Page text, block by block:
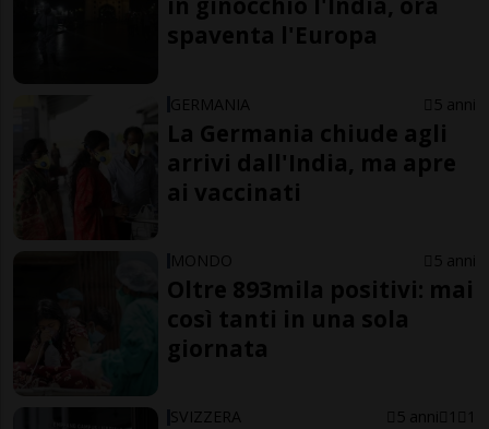
spaventa l'Europa
GERMANIA 5 anni
La Germania chiude agli
arrivi dall'India, ma apre
ai vaccinati
MONDO 5 anni
Oltre 893mila positivi: mai
così tanti in una sola
giornata
SVIZZERA 5 anni 1 1